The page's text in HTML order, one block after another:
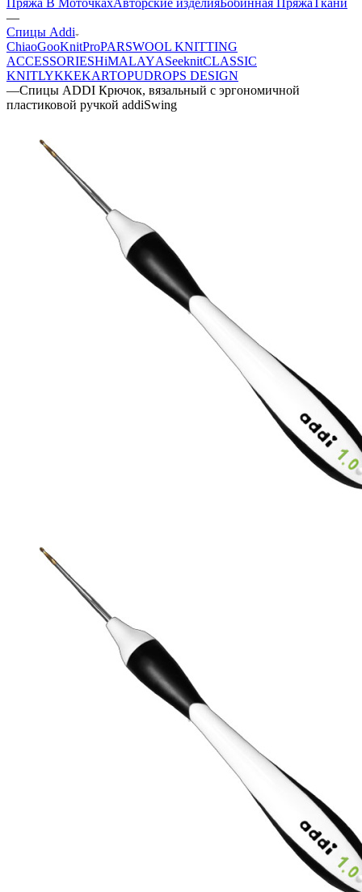
—
Спицы Addi
ChiaoGooKnitProPARSWOOL KNITTING
ACCESSORIESHiMALAYАSeeknitCLASSIC
KNITLYKKEKАRTOPUDROPS DЕSIGN
—Спицы ADDI Крючок, вязальный с эргономичной
пластиковой ручкой addiSwing